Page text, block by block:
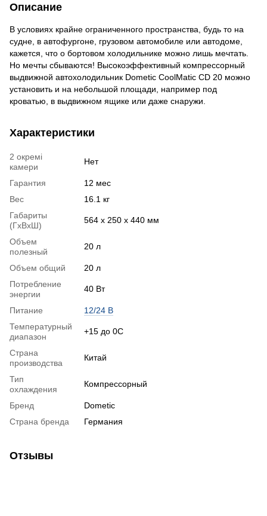
Описание
В условиях крайне ограниченного пространства, будь то на
судне, в автофургоне, грузовом автомобиле или автодоме,
кажется, что о бортовом холодильнике можно лишь мечтать.
Но мечты сбываются! Высокоэффективный компрессорный
выдвижной автохолодильник Dometic CoolMatic CD 20 можно
установить и на небольшой площади, например под
кроватью, в выдвижном ящике или даже снаружи.
Характеристики
2 окремі
камери
Нет
Гарантия
12 мес
Вес
16.1 кг
Габариты
(ГхВхШ)
564 х 250 х 440 мм
Объем
полезный
20 л
Объем общий
20 л
Потребление
энергии
40 Вт
Питание
12/24 В
Температурный
диапазон
+15 до 0С
Страна
производства
Китай
Тип
охлаждения
Компрессорный
Бренд
Dometic
Страна бренда
Германия
Отзывы